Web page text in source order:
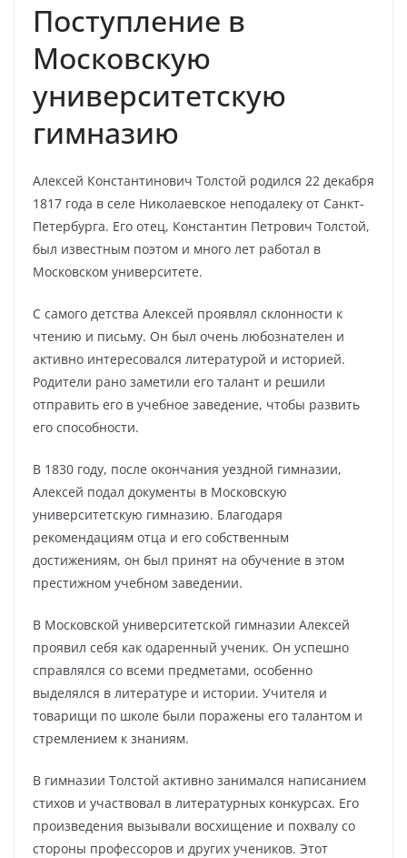
Поступление в
Московскую
университетскую
гимназию
Алексей Константинович Толстой родился 22 декабря
1817 года в селе Николаевское неподалеку от Санкт-
Петербурга. Его отец, Константин Петрович Толстой,
был известным поэтом и много лет работал в
Московском университете.
С самого детства Алексей проявлял склонности к
чтению и письму. Он был очень любознателен и
активно интересовался литературой и историей.
Родители рано заметили его талант и решили
отправить его в учебное заведение, чтобы развить
его способности.
В 1830 году, после окончания уездной гимназии,
Алексей подал документы в Московскую
университетскую гимназию. Благодаря
рекомендациям отца и его собственным
достижениям, он был принят на обучение в этом
престижном учебном заведении.
В Московской университетской гимназии Алексей
проявил себя как одаренный ученик. Он успешно
справлялся со всеми предметами, особенно
выделялся в литературе и истории. Учителя и
товарищи по школе были поражены его талантом и
стремлением к знаниям.
В гимназии Толстой активно занимался написанием
стихов и участвовал в литературных конкурсах. Его
произведения вызывали восхищение и похвалу со
стороны профессоров и других учеников. Этот